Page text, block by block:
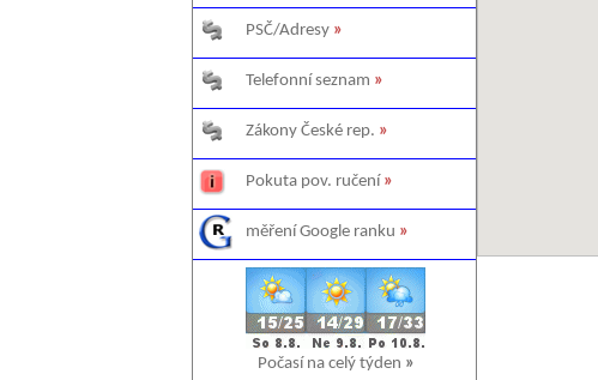
PSČ/Adresy »
Telefonní seznam »
Zákony České rep. »
Pokuta pov. ručení »
měření Google ranku »
Počasí na celý týden »